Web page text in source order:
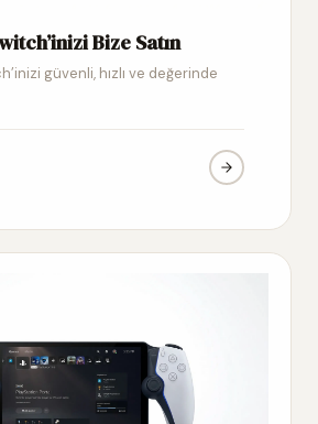
Bize Satın
güvenli, hızlı ve değerinde